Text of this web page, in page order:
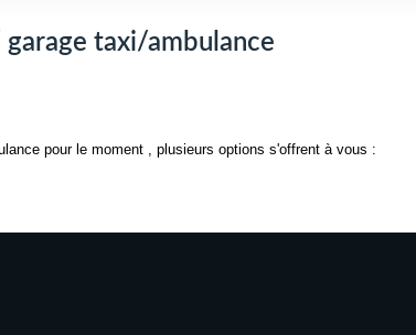
taxi/ambulance
pour le moment , plusieurs options s'offrent à vous :